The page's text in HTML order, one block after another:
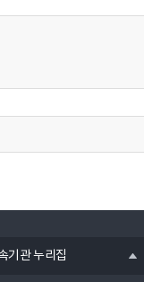
기관 누리집